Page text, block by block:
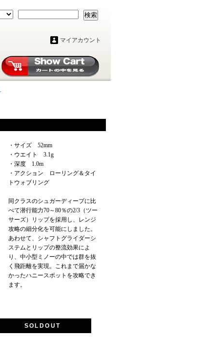
検索
マイアカウント
・サイズ 52mm
・ウエイト 3.1g
・深度 1.0m
・アクション ローリング＆タイ
トウォブリング
同クラスのシュガーディープに比
べて潜行能力70～80％の2/3（ツー
サーズ）リップを採用し、レンジ
攻略の細分化を可能にしました。
あわせて、シャフトグライダーシ
ステムとリップの整流効果によ
り、中小型ミノーの中では群を抜
く飛距離を実現。これまで届かな
かったハニースポットを攻略でき
ます。
SOLDOUT